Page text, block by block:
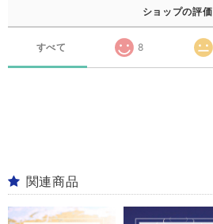
ショップの評価
すべて 8
関連商品